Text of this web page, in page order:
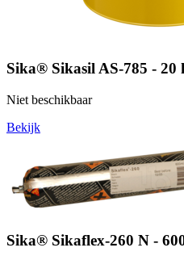
Sika® Sikasil AS-785 - 20
Niet beschikbaar
Bekijk
Sika® Sikaflex-260 N -